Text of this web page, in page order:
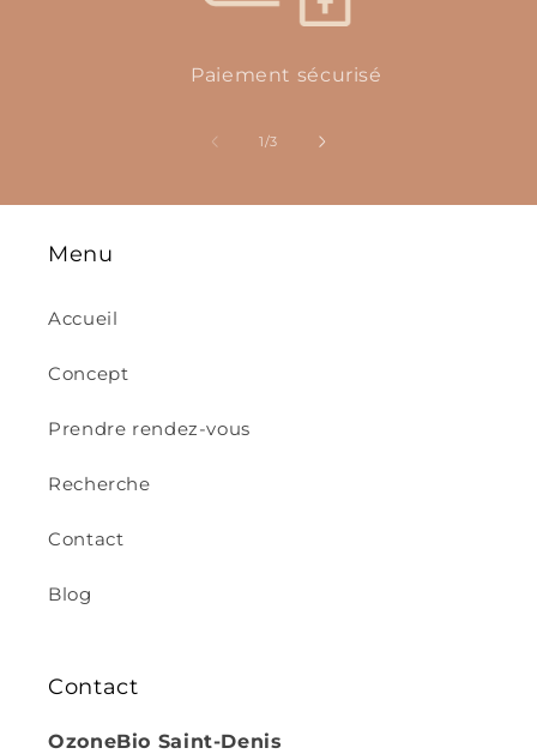
Paiement sécurisé
1/de
3
Menu
Accueil
Concept
Prendre rendez-vous
Recherche
Contact
Blog
Contact
OzoneBio Saint-Denis